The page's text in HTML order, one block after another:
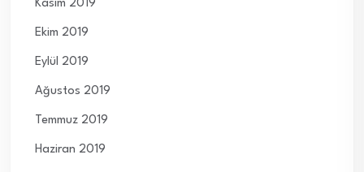
Kasım 2019
Ekim 2019
Eylül 2019
Ağustos 2019
Temmuz 2019
Haziran 2019